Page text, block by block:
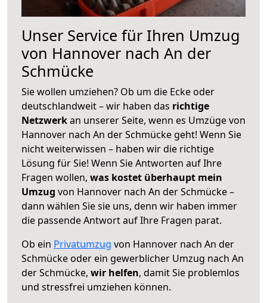
Unser Service für Ihren Umzug
von Hannover nach An der
Schmücke
Sie wollen umziehen? Ob um die Ecke oder
deutschlandweit – wir haben das richtige
Netzwerkan unserer Seite, wenn es Umzüge von
Hannover nach An der Schmücke geht! Wenn Sie
nicht weiterwissen – haben wir die richtige
Lösung für Sie! Wenn Sie Antworten auf Ihre
Fragen wollen, was kostet überhaupt mein
Umzug von Hannover nach An der Schmücke –
dann wählen Sie sie uns, denn wir haben immer
die passende Antwort auf Ihre Fragen parat.
Ob ein Privatumzug von Hannover nach An der
Schmücke oder ein gewerblicher Umzug nach An
der Schmücke, wir helfen, damit Sie problemlos
und stressfrei umziehen können.